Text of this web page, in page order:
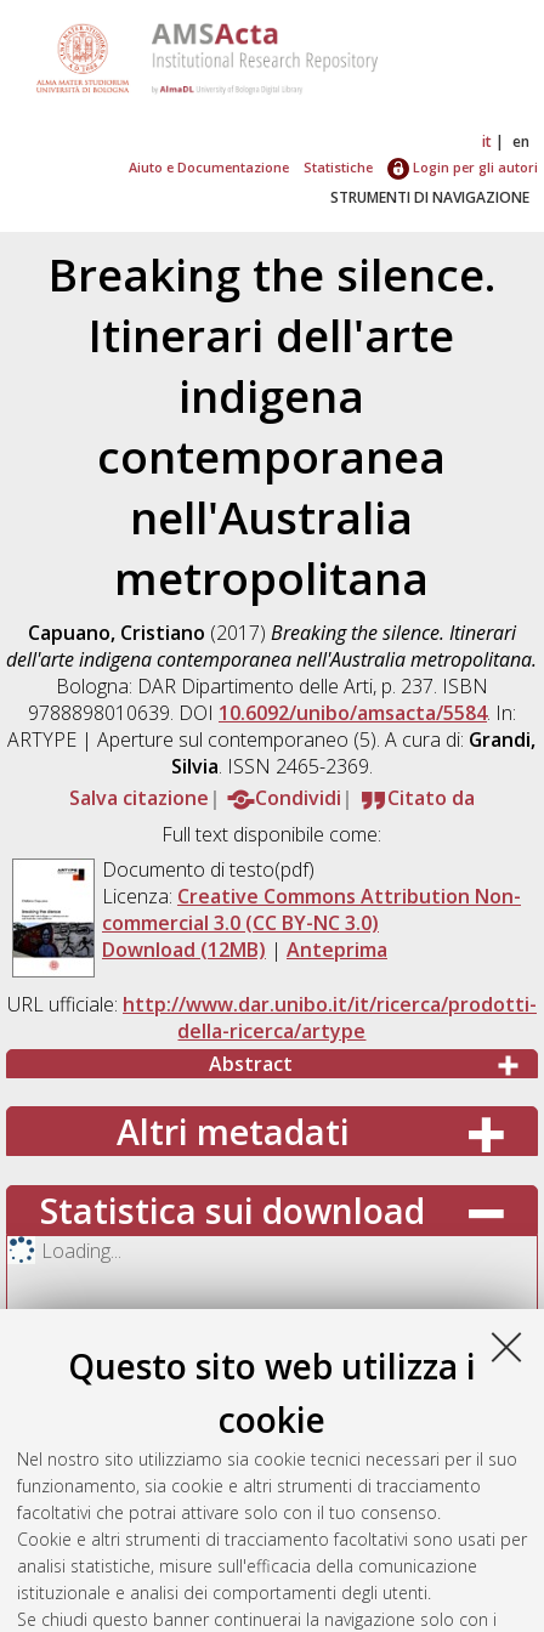
Questo sito web utilizza i
cookie
Nel nostro sito utilizziamo sia cookie tecnici necessari per il suo
funzionamento, sia cookie e altri strumenti di tracciamento
facoltativi che potrai attivare solo con il tuo consenso.
Cookie e altri strumenti di tracciamento facoltativi sono usati per
analisi statistiche, misure sull'efficacia della comunicazione
istituzionale e analisi dei comportamenti degli utenti.
Se chiudi questo banner continuerai la navigazione solo con i
it en
Aiuto e Documentazione Statistiche Login per gli autori
STRUMENTI DI NAVIGAZIONE
Breaking the silence.
Itinerari dell'arte
indigena
contemporanea
nell'Australia
metropolitana
Capuano, Cristiano (2017) Breaking the silence. Itinerari
dell'arte indigena contemporanea nell'Australia metropolitana.
Bologna: DAR Dipartimento delle Arti, p. 237. ISBN
9788898010639. DOI 10.6092/unibo/amsacta/5584. In:
ARTYPE | Aperture sul contemporaneo (5). A cura di: Grandi,
Silvia. ISSN 2465-2369.
Salva citazione
Condividi
Citato da
Full text disponibile come:
Documento di testo(pdf)
Licenza: Creative Commons Attribution Non-
commercial 3.0 (CC BY-NC 3.0)
Download (12MB) | Anteprima
URL ufficiale: http://www.dar.unibo.it/it/ricerca/prodotti-
della-ricerca/artype
Abstract
Altri metadati
Statistica sui download
Loading...
Vedi altre statistiche
Gestione del documento: